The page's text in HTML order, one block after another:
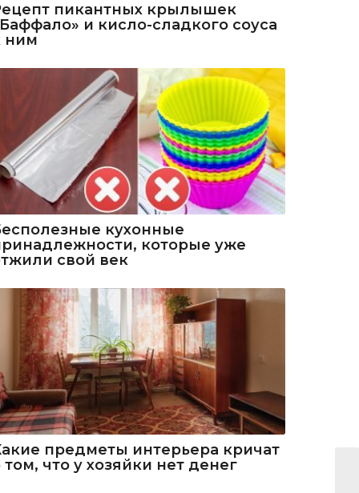
пикантных крылышек
и кисло-сладкого соуса
ним
кухонные
которые уже
свой век
предметы интерьера кричат
том, что у хозяйки нет денег